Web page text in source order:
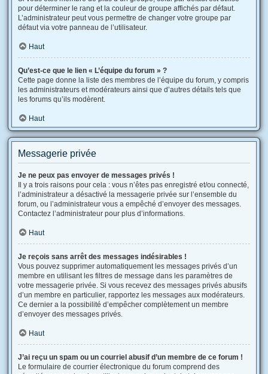
pour déterminer le rang et la couleur de groupe affichés par défaut.
L’administrateur peut vous permettre de changer votre groupe par
défaut via votre panneau de l’utilisateur.
Haut
Qu’est-ce que le lien « L’équipe du forum » ?
Cette page donne la liste des membres de l’équipe du forum, y compris
les administrateurs et modérateurs ainsi que d’autres détails tels que
les forums qu’ils modèrent.
Haut
Messagerie privée
Je ne peux pas envoyer de messages privés !
Il y a trois raisons pour cela : vous n’êtes pas enregistré et/ou connecté,
l’administrateur a désactivé la messagerie privée sur l’ensemble du
forum, ou l’administrateur vous a empêché d’envoyer des messages.
Contactez l’administrateur pour plus d’informations.
Haut
Je reçois sans arrêt des messages indésirables !
Vous pouvez supprimer automatiquement les messages privés d’un
membre en utilisant les filtres de message dans les paramètres de
votre messagerie privée. Si vous recevez des messages privés abusifs
d’un membre en particulier, rapportez les messages aux modérateurs.
Ce dernier a la possibilité d’empêcher complètement un membre
d’envoyer des messages privés.
Haut
J’ai reçu un spam ou un courriel abusif d’un membre de ce forum !
Le formulaire de courrier électronique du forum comprend des